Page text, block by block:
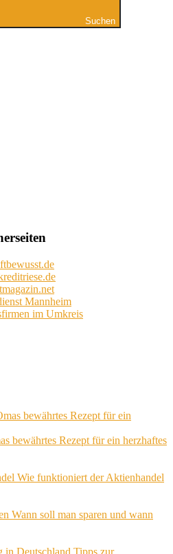
Suchen
Mannheim
im Umkreis
bewährtes Rezept für ein herzhaftes
Wie funktioniert der Aktienhandel
Wann soll man sparen und wann
Tipps zur